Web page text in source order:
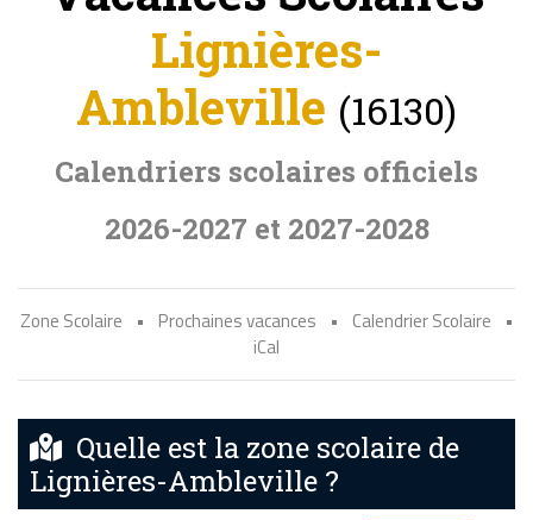
Lignières-
Ambleville (16130)
Calendriers scolaires officiels
2026-2027 et 2027-2028
Zone Scolaire • Prochaines vacances • Calendrier Scolaire
•
iCal
Quelle est la zone scolaire de
Lignières-Ambleville ?